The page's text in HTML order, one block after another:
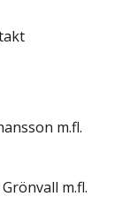
m.fl.
m.fl.